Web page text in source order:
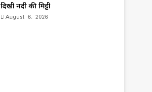
दिखी नदी की मिट्टी
August 6, 2026